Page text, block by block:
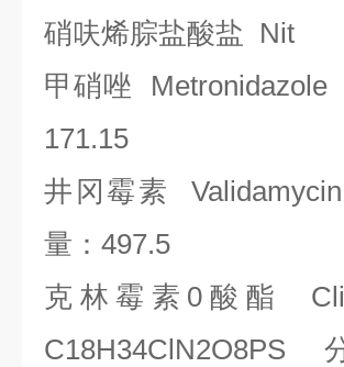
硝呋烯腙盐酸盐 Nit
甲硝唑 Metronidazole
171.15
井冈霉素
量： 497.5
克林霉素 0 酸酯
C18H34ClN2O8PS